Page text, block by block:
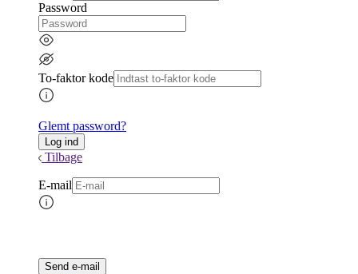
Password
To-faktor kode
Glemt password?
Tilbage
E-mail